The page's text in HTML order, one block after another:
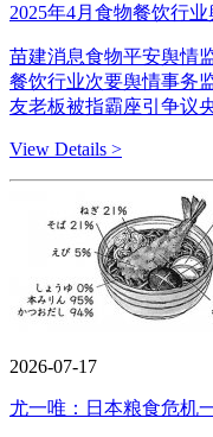
2025年4月食物餐饮行
苗建消息食物平安舆情
餐饮行业次要舆情事务
友老板被指霸座引争议
View Details >
2026-07-17
尤一唯：日本粮食危机